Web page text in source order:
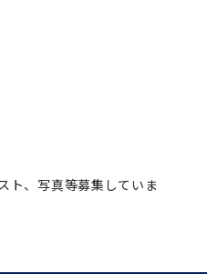
ト、写真等募集していま